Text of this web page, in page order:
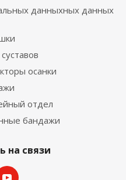
данныхных данных
осанки
отдел
бандажи
на связи